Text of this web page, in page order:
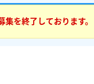
を終了しております。